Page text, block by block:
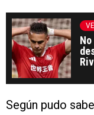
Según pudo